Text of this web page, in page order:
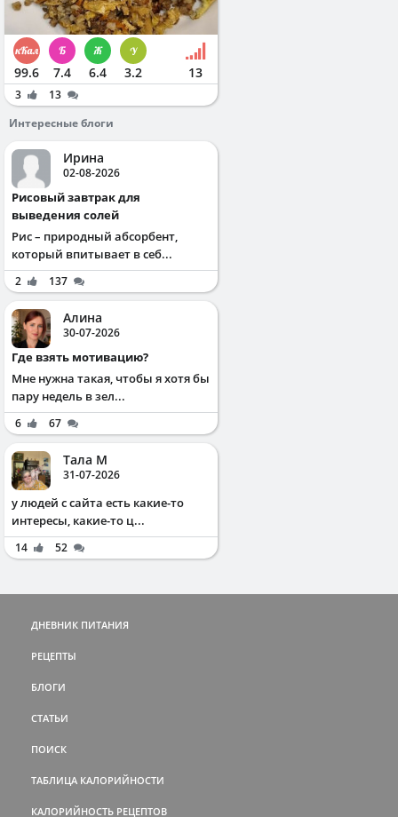
99.6 7.4 6.4 3.2 13
3
13
Интересные блоги
Ирина
02-08-2026
Рисовый завтрак для
выведения солей
Рис – природный абсорбент,
который впитывает в себ...
2 137
Алина
30-07-2026
Где взять мотивацию?
Мне нужна такая, чтобы я хотя бы
пару недель в зел...
6 67
Тала М
31-07-2026
у людей с сайта есть какие-то
интересы, какие-то ц...
14 52
ДНЕВНИК ПИТАНИЯ
РЕЦЕПТЫ
БЛОГИ
СТАТЬИ
ПОИСК
ТАБЛИЦА КАЛОРИЙНОСТИ
КАЛОРИЙНОСТЬ РЕЦЕПТОВ